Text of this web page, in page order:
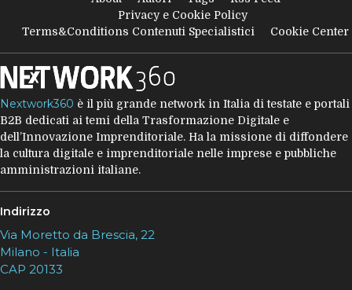
Privacy e Cookie Policy
Terms&Conditions Contenuti Specialistici
Cookie Center
Nextwork360 è il più grande network in Italia di testate e portali
B2B dedicati ai temi della Trasformazione Digitale e
dell’Innovazione Imprenditoriale. Ha la missione di diffondere
la cultura digitale e imprenditoriale nelle imprese e pubbliche
amministrazioni italiane.
Indirizzo
Via Moretto da Brescia, 22
Milano - Italia
CAP 20133